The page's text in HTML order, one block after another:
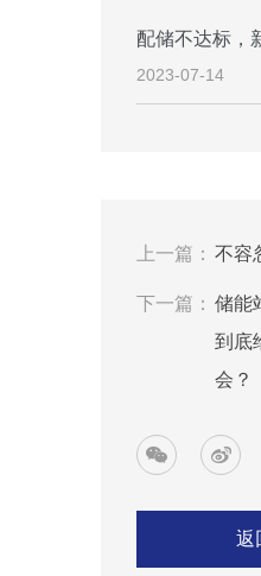
配储不达标，
2023-07-14
上一篇： 不容
下一篇： 储能
到底
会？
返